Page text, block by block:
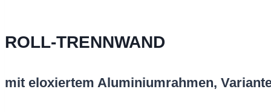
ROLL-TRENNWAND
mit eloxiertem Aluminiumrahmen,